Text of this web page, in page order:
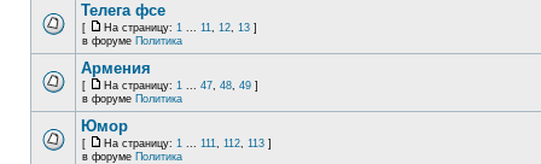
Телега фсе
[ На страницу: 1 ... 11, 12, 13 ]
в форуме Политика
Армения
[ На страницу: 1 ... 47, 48, 49 ]
в форуме Политика
Юмор
[ На страницу: 1 ... 111, 112, 113 ]
в форуме Политика